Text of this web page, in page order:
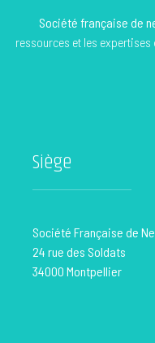
Société française de
ressources et les
Siège
Société Française de
24 rue des Soldats
34000 Montpellier